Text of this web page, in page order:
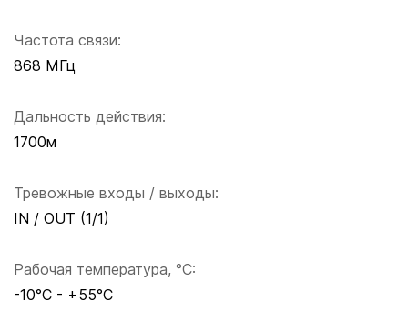
Частота связи:
868 МГц
Дальность действия:
1700м
Тревожные входы / выходы:
IN / OUT (1/1)
Рабочая температура, °C:
-10°C - +55°C